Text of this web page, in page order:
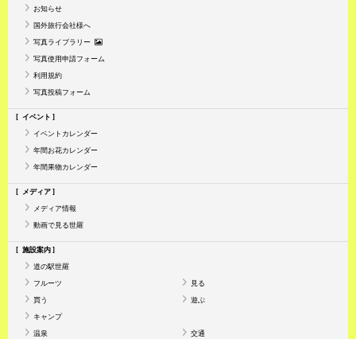
お知らせ
国外旅行会社様へ
写真ライブラリー
写真使用申請フォーム
利用規約
写真投稿フォーム
イベント
イベントカレンダー
年間お花カレンダー
年間果物カレンダー
メディア
メディア情報
動画で見る世羅
施設案内
道の駅世羅
フルーツ 見る
買う 遊ぶ
キャンプ
温泉 交通